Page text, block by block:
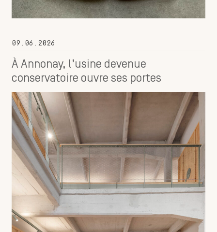
09.06.2026
À Annonay, l’usine devenue
conservatoire ouvre ses portes